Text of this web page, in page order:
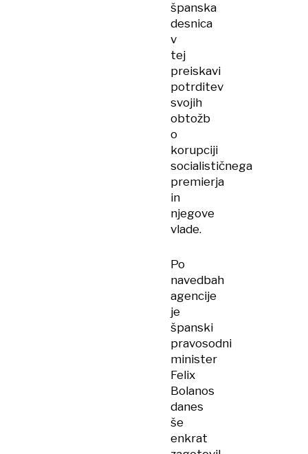
španska
desnica
v
tej
preiskavi
potrditev
svojih
obtožb
o
korupciji
socialističnega
premierja
in
njegove
vlade.
Po
navedbah
agencije
je
španski
pravosodni
minister
Felix
Bolanos
danes
še
enkrat